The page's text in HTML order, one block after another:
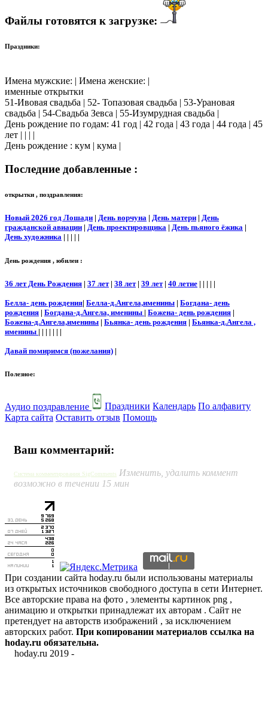
Файлы готовятся к загрузке:
Праздники:
Имена мужские: | Имена женские: |
именные открытки
51-Ивовая свадьба | 52- Топазовая свадьба | 53-Урановая
свадьба | 54-Свадьба Зевса | 55-Изумрудная свадьба |
День рождение по годам: 41 год | 42 года | 43 года | 44 года | 45
лет | | | |
День рождение : кум | кума |
Последние добавленные :
открытки , поздравления:
Новый 2026 год Лошади | День ворчуна | День матери | День
гражданской авиации | День проектировщика | День пьяного ёжика |
День художника | | | | |
День рождения , юбилеи :
36 лет День Рождения | 37 лет| 38 лет| 39 лет| 40 летие | | | | |
Белла- день рождения| Белла-д.Ангела,именины | Богдана- день
рождения | Богдана-д.Ангела, именины | Божена- день рождения |
Божена-д.Ангела,именины | Бьянка- день рождения | Бьянка-д.Ангела ,
именины | | | | | | |
Давай помиримся (пожелания) |
Полезное:
Аудио поздравление Праздники Календарь По алфавиту
Карта сайта Оставить отзыв Помощь
Ваш комментарий:
Система комментирования SigComments Изменить, удалить коммент
возможно в течении 15 мин
При создании сайта hoday.ru были использованы материалы
из открытых источников свободного доступа в сети Интернет.
Все авторские права на фото , элементы картинок png ,
анимацию и открытки принадлежат их авторам . Сайт не
претендует на авторств изображений , за исключением
авторских работ. При копировании материалов ссылка на
hoday.ru обязательна.
hoday.ru 2019 -